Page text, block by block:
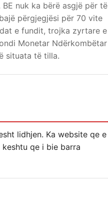
nuk ka bërë asgjë për të
përgjegjësi për 70 vite
e fundit, trojka zyrtare e
Monetar Ndërkombëtar
situata të tilla.
lidhjen. Ka website qe e
qe i bie barra